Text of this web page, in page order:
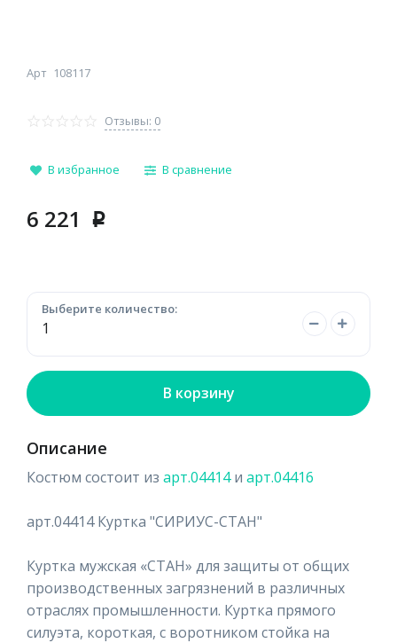
Арт 108117
Отзывы: 0
В избранное В сравнение
6 221 p
Выберите количество:
В корзину
Описание
Костюм состоит из арт.04414и арт.04416
арт.04414 Куртка "СИРИУС-СТАН"
Куртка мужская «СТАН» для защиты от общих
производственных загрязнений в различных
отраслях промышленности. Куртка прямого
силуэта, короткая, с воротником стойка на